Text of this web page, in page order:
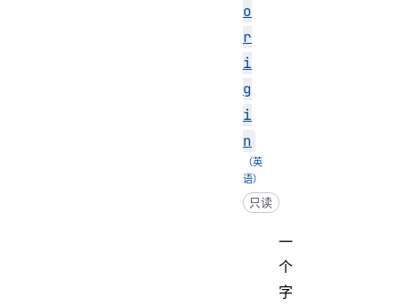
o
r
i
g
i
n
只读
一
个
字